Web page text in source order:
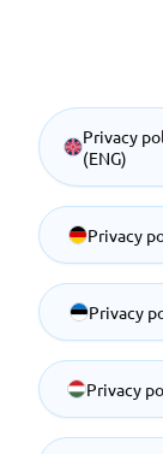
Privacy
(ENG)
Privacy
Privacy
Privacy